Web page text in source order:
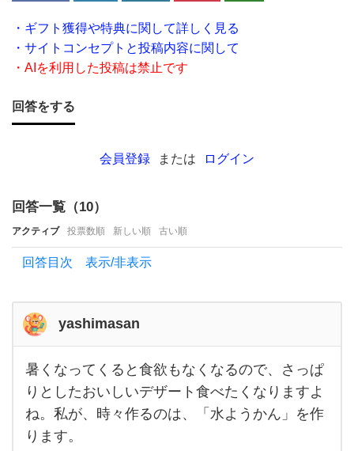
る簡
単ス
ツ
を教
く
だ
さ
い！
6月
か
ら暑
く
な
る
こ
・ギフト獲得や特典に関して詳しく見る
・サイトコンセプトと投稿内容に関して
・AIを利用した投稿は禁止です
回答をする
会員登録 または ログイン
回答一覧（10）
アクティブ 投票数順 新しい順 古い順
回答目次 表示/非表示
yashimasan
暑く
なっ
てく
ると
食欲
もな
暑くなってくると食欲もなくなるので、さっぱ
りとしたおいしいデザート食べたくなりますよ
ね。私が、時々作るのは、「水ようかん」を作
ります。